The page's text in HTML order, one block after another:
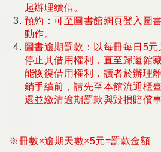
起辦理續借。
預約：可至圖書館網頁登入圖
動作。
圖書逾期罰款：以每冊每日5
停止其借用權利，直至歸還館
能恢復借用權利，讀者於辦理
銷手續前，請先至本館流通櫃
還並繳清逾期罰款與毀損賠償事
※冊數×逾期天數×5元=罰款金額